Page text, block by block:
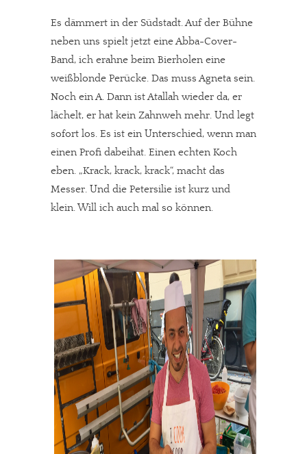
Es dämmert in der Südstadt. Auf der Bühne
neben uns spielt jetzt eine Abba-Cover-
Band, ich erahne beim Bierholen eine
weißblonde Perücke. Das muss Agneta sein.
Noch ein A. Dann ist Atallah wieder da, er
lächelt, er hat kein Zahnweh mehr. Und legt
sofort los. Es ist ein Unterschied, wenn man
einen Profi dabeihat. Einen echten Koch
eben. „Krack, krack, krack“, macht das
Messer. Und die Petersilie ist kurz und
klein. Will ich auch mal so können.